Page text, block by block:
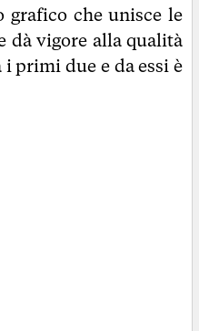
grafico che unisce le
dà vigore alla qualità
primi due e da essi è